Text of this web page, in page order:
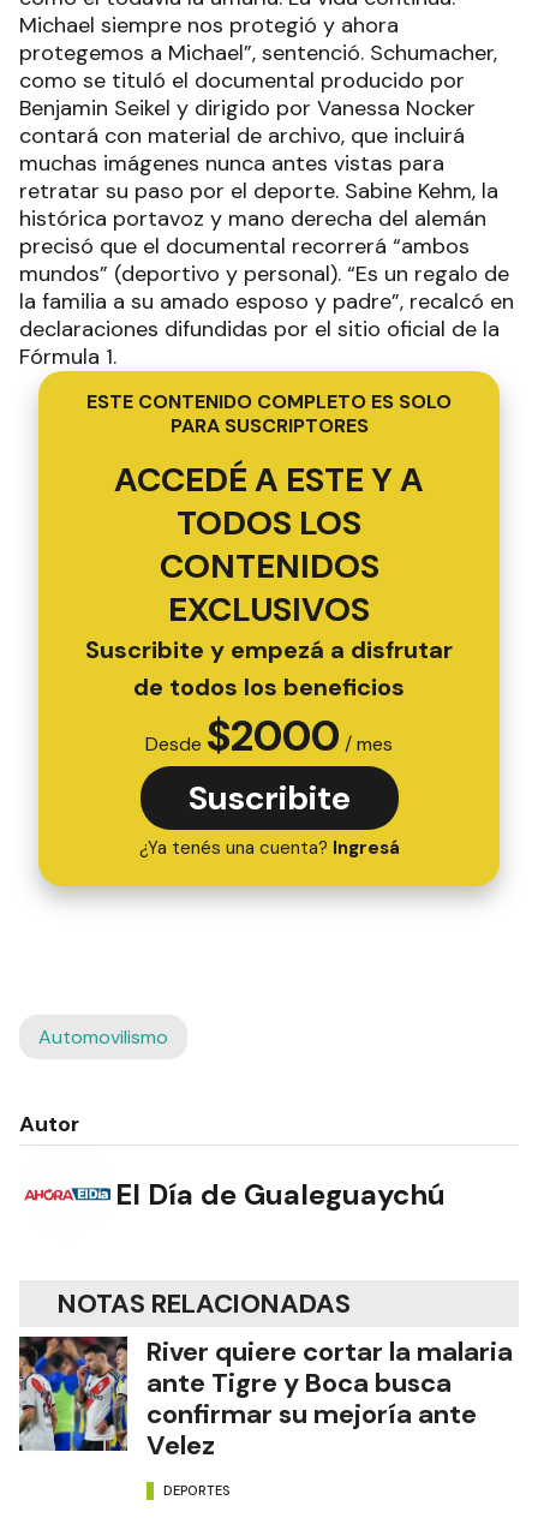
Michael siempre nos protegió y ahora
protegemos a Michael”, sentenció. Schumacher,
como se tituló el documental producido por
Benjamin Seikel y dirigido por Vanessa Nocker
contará con material de archivo, que incluirá
muchas imágenes nunca antes vistas para
retratar su paso por el deporte. Sabine Kehm, la
histórica portavoz y mano derecha del alemán
precisó que el documental recorrerá “ambos
mundos” (deportivo y personal). “Es un regalo de
la familia a su amado esposo y padre”, recalcó en
declaraciones difundidas por el sitio oficial de la
Fórmula 1.
ESTE CONTENIDO COMPLETO ES SOLO
PARA SUSCRIPTORES
ACCEDÉ A ESTE Y A
TODOS LOS
CONTENIDOS
EXCLUSIVOS
Suscribite y empezá a disfrutar
de todos los beneficios
Desde $2000 / mes
Suscribite
¿Ya tenés una cuenta? Ingresá
Automovilismo
Autor
El Día de Gualeguaychú
NOTAS RELACIONADAS
River quiere cortar la malaria
ante Tigre y Boca busca
confirmar su mejoría ante
Velez
DEPORTES